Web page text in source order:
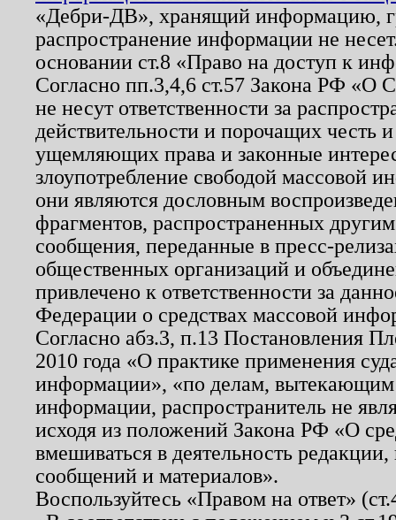
«Дебри-ДВ», хранящий информацию,
распространение информации не
основании ст.8 «Право на доступ к
Согласно пп.3,4,6 ст.57 Закона РФ «О
не несут ответственности за
действительности и порочащих честь
ущемляющих права и законные
злоупотребление свободой массовой
они являются дословным
фрагментов, распространенных
сообщения, переданные в пресс-
общественных организаций и
привлечено к ответственности за
Федерации о средствах массовой
Согласно абз.3, п.13 Постановления
2010 года «О практике применения
информации», «по делам, вытекающим
информации, распространитель не
исходя из положений Закона РФ «О
вмешиваться в деятельность
сообщений и материалов».
Воспользуйтесь «Правом на ответ»